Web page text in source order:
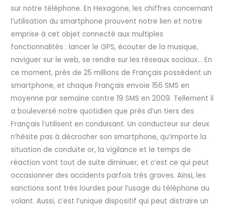
sur notre téléphone. En Hexagone, les chiffres concernant
l’utilisation du smartphone prouvent notre lien et notre
emprise à cet objet connecté aux multiples
fonctionnalités : lancer le GPS, écouter de la musique,
naviguer sur le web, se rendre sur les réseaux sociaux… En
ce moment, près de 25 millions de Français possèdent un
smartphone, et chaque Français envoie 156 SMS en
moyenne par semaine contre 19 SMS en 2009. Tellement il
a bouleversé notre quotidien que près d’un tiers des
Français l’utilisent en conduisant. Un conducteur sur deux
n’hésite pas à décrocher son smartphone, qu’importe la
situation de conduite or, la vigilance et le temps de
réaction vont tout de suite diminuer, et c’est ce qui peut
occasionner des accidents parfois très graves. Ainsi, les
sanctions sont très lourdes pour l’usage du téléphone au
volant. Aussi, c’est l’unique dispositif qui peut distraire un